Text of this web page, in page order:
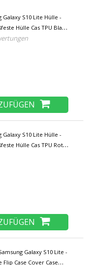
Galaxy S10 Lite Hülle -
Hülle Cas TPU Blau
Galaxy S10 Lite Hülle -
Hülle Cas TPU Rot +
Galaxy S10 Lite -
Case Cover Case